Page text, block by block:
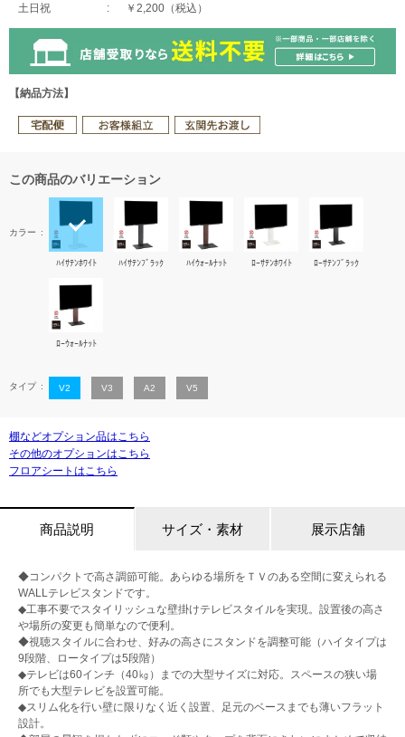
土日祝
￥2,200（税込）
【納品方法】
この商品のバリエーション
カラー
ﾊｲｻﾃﾝﾎﾜｲﾄ ﾊｲｻﾃﾝﾌﾞﾗｯｸ ﾊｲｳｫｰﾙﾅｯﾄ ﾛｰｻﾃﾝﾎﾜｲﾄ ﾛｰｻﾃﾝﾌﾞﾗｯｸ
ﾛｰｳｫｰﾙﾅｯﾄ
タイプ V2 V3 A2 V5
棚などオプション品はこちら
その他のオプションはこちら
フロアシートはこちら
商品説明 サイズ・素材 展示店舗
◆コンパクトで高さ調節可能。あらゆる場所をＴＶのある空間に変えられる
WALLテレビスタンドです。
◆工事不要でスタイリッシュな壁掛けテレビスタイルを実現。設置後の高さ
や場所の変更も簡単なので便利。
◆視聴スタイルに合わせ、好みの高さにスタンドを調整可能（ハイタイプは
9段階、ロータイプは5段階）
◆テレビは60インチ（40㎏）までの大型サイズに対応。スペースの狭い場
所でも大型テレビを設置可能。
◆スリム化を行い壁に限りなく近く設置、足元のベースまでも薄いフラット
設計。